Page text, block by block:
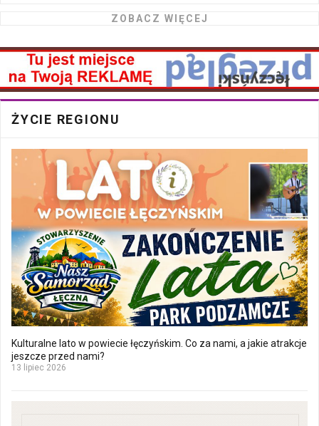
ZOBACZ WIĘCEJ
ŻYCIE REGIONU
Kulturalne lato w powiecie łęczyńskim. Co za nami, a jakie atrakcje
jeszcze przed nami?
13 lipiec 2026